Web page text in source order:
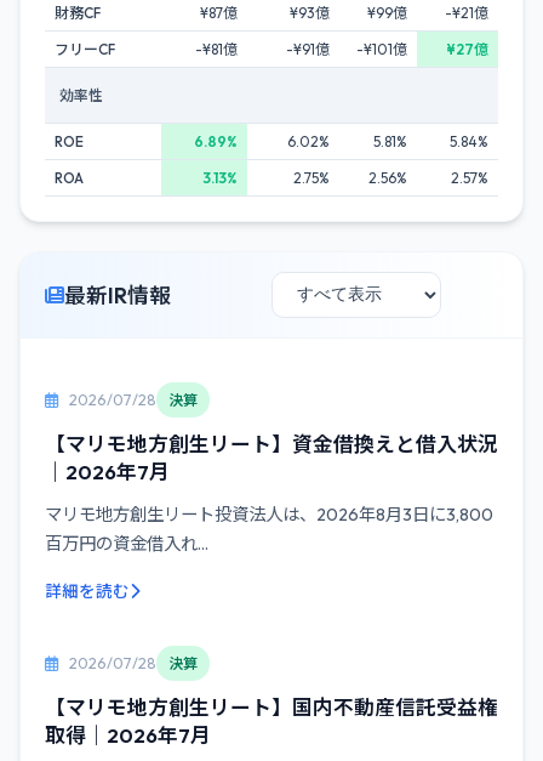
財務CF
¥87億 ¥93億 ¥99億
-¥21億
フリーCF
-¥81億 -¥91億 -¥101億 ¥27億
効率性
ROE 6.89% 6.02% 5.81%
5.84%
ROA
3.13% 2.75% 2.56% 2.57%
最新IR情報
2026/07/28 決算
【マリモ地方創生リート】資金借換えと借入状況
｜2026年7月
マリモ地方創生リート投資法人は、2026年8月3日に3,800
百万円の資金借入れ...
詳細を読む
2026/07/28 決算
【マリモ地方創生リート】国内不動産信託受益権
取得｜2026年7月